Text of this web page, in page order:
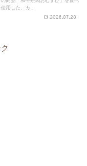
用した、カ...
2026.07.28